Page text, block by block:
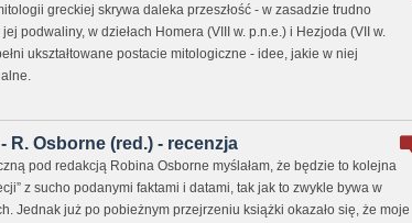
greckiej skrywa daleka przeszłość - w zasadzie trudno
podwaliny, w dziełach Homera (VIII w. p.n.e.) i Hezjoda (VII w.
ukształtowane postacie mitologiczne - idee, jakie w niej
R. Osborne (red.) - recenzja
pod redakcją Robina Osborne myślałam, że będzie to kolejna
z sucho podanymi faktami i datami, tak jak to zwykle bywa w
Jednak już po pobieżnym przejrzeniu książki okazało się, że moje